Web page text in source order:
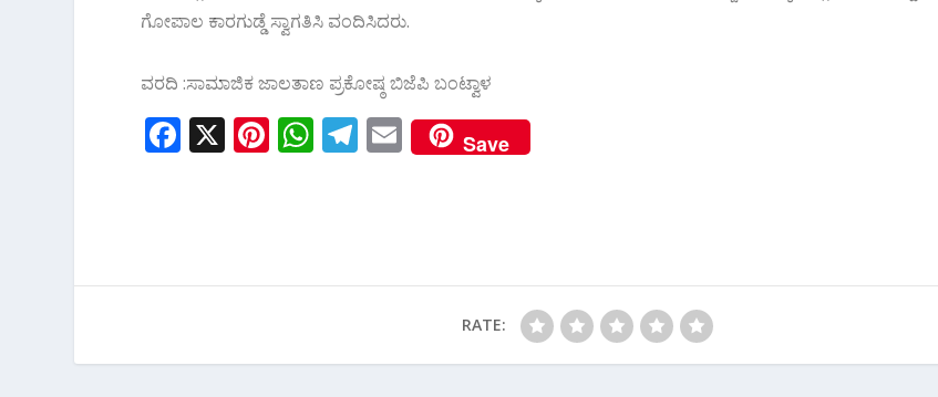
ಗೋಪಾಲ ಕಾರಗುಡ್ಡೆ ಸ್ವಾಗತಿಸಿ ವಂದಿಸಿದರು.
ವರದಿ :ಸಾಮಾಜಿಕ ಜಾಲತಾಣ ಪ್ರಕೋಷ್ಠ ಬಿಜೆಪಿ ಬಂಟ್ವಾಳ
F
o
X Pi
st
W
A
T
a
E
m
Save
RATE: